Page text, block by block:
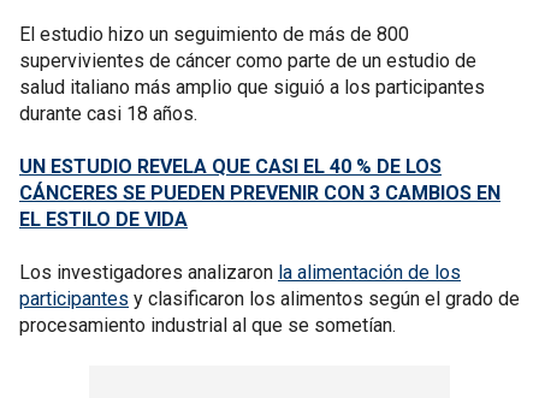
El estudio hizo un seguimiento de más de 800
supervivientes de cáncer como parte de un estudio de
salud italiano más amplio que siguió a los participantes
durante casi 18 años.
UN ESTUDIO REVELA QUE CASI EL 40 % DE LOS
CÁNCERES SE PUEDEN PREVENIR CON 3 CAMBIOS EN
EL ESTILO DE VIDA
Los investigadores analizaron la alimentación de los
participantes y clasificaron los alimentos según el grado de
procesamiento industrial al que se sometían.